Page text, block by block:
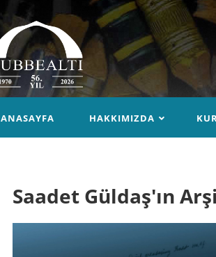
ANASAYFA HAKKIMIZDA
Saadet Güldaş'ın